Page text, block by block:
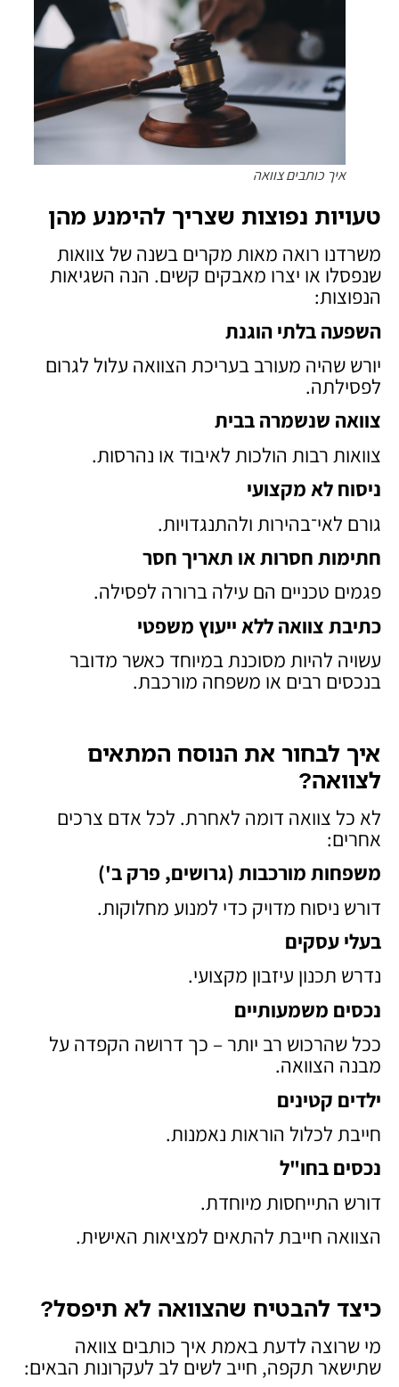
איך כותבים צוואה
טעויות נפוצות שצריך להימנע מהן
משרדנו רואה מאות מקרים בשנה של צוואות
שנפסלו או יצרו מאבקים קשים. הנה השגיאות
הנפוצות:
השפעה בלתי הוגנת
יורש שהיה מעורב בעריכת הצוואה עלול לגרום
לפסילתה.
צוואה שנשמרה בבית
צוואות רבות הולכות לאיבוד או נהרסות.
ניסוח לא מקצועי
גורם לאי־בהירות ולהתנגדויות.
חתימות חסרות או תאריך חסר
פגמים טכניים הם עילה ברורה לפסילה.
כתיבת צוואה ללא ייעוץ משפטי
עשויה להיות מסוכנת במיוחד כאשר מדובר
בנכסים רבים או משפחה מורכבת.
איך לבחור את הנוסח המתאים
לצוואה?
לא כל צוואה דומה לאחרת. לכל אדם צרכים
אחרים:
משפחות מורכבות (גרושים, פרק ב')
דורש ניסוח מדויק כדי למנוע מחלוקות.
בעלי עסקים
נדרש תכנון עיזבון מקצועי.
נכסים משמעותיים
ככל שהרכוש רב יותר – כך דרושה הקפדה על
מבנה הצוואה.
ילדים קטינים
חייבת לכלול הוראות נאמנות.
נכסים בחו"ל
דורש התייחסות מיוחדת.
הצוואה חייבת להתאים למציאות האישית.
כיצד להבטיח שהצוואה לא תיפסל?
מי שרוצה לדעת באמת איך כותבים צוואה
שתישאר תקפה, חייב לשים לב לעקרונות הבאים: